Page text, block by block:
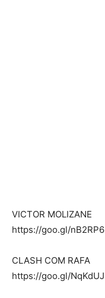
VICTOR MOLIZANE
https://goo.gl/nB2RP6
CLASH COM RAFA
https://goo.gl/NqKdUJ